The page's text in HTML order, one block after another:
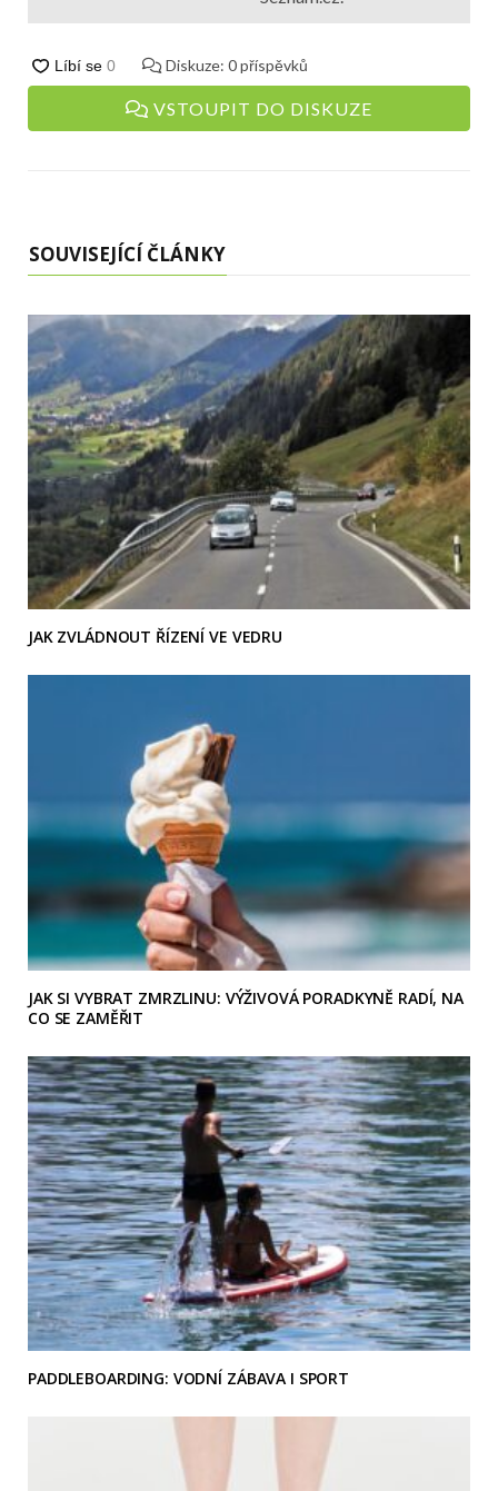
Diskuze: 0příspěvků
VSTOUPIT DO DISKUZE
SOUVISEJÍCÍ ČLÁNKY
JAK ZVLÁDNOUT ŘÍZENÍ VE VEDRU
JAK SI VYBRAT ZMRZLINU: VÝŽIVOVÁ PORADKYNĚ RADÍ, NA
CO SE ZAMĚŘIT
PADDLEBOARDING: VODNÍ ZÁBAVA I SPORT